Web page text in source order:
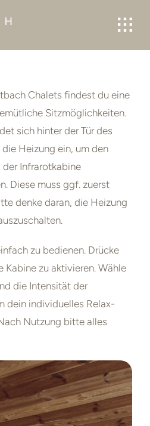
Chalets findest du eine
Sitzmöglichkeiten.
sich hinter der Tür des
Heizung ein, um den
Infrarotkabine
Diese muss ggf. zuerst
denke daran, die Heizung
zu bedienen. Drücke
Kabine zu aktivieren. Wähle
die Intensität der
dein individuelles Relax-
Nutzung bitte alles